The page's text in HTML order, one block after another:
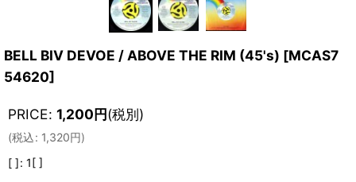
BELL BIV DEVOE / ABOVE THE RIM (45's) [MCAS7
54620]
PRICE: 1,200円(税別)
(税込: 1,320円)
[ ]: 1[ ]